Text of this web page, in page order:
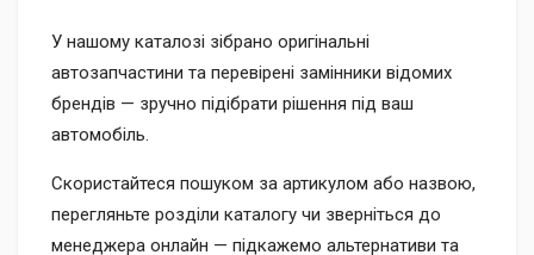
У нашому каталозі зібрано оригінальні
автозапчастини та перевірені замінники відомих
брендів — зручно підібрати рішення під ваш
автомобіль.
Скористайтеся пошуком за артикулом або назвою,
перегляньте розділи каталогу чи зверніться до
менеджера онлайн — підкажемо альтернативи та